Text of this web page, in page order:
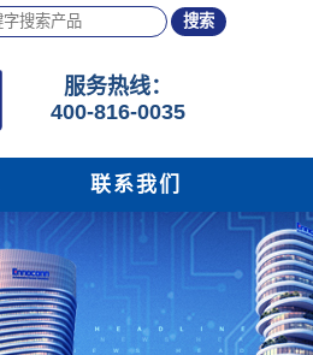
服务热线：
400-816-0035
联系我们